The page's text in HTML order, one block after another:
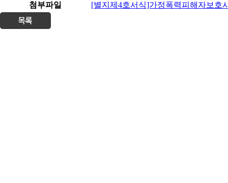
첨부파일
[별지제4호서식]가정폭력피해자보호